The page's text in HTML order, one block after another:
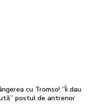
cu Tromso! ”Îi dau
postul de antrenor